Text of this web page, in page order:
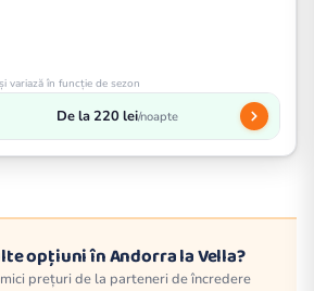
variază în funcție de sezon
De la 220 lei/noapte
opțiuni în Andorra la Vella?
prețuri de la parteneri de încredere